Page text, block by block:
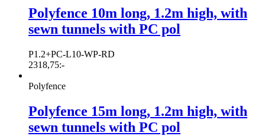
Polyfence 10m long, 1.2m high, with
sewn tunnels with PC pol
P1.2+PC-L10-WP-RD
2318,75:-
Polyfence
Polyfence 15m long, 1.2m high, with
sewn tunnels with PC pol